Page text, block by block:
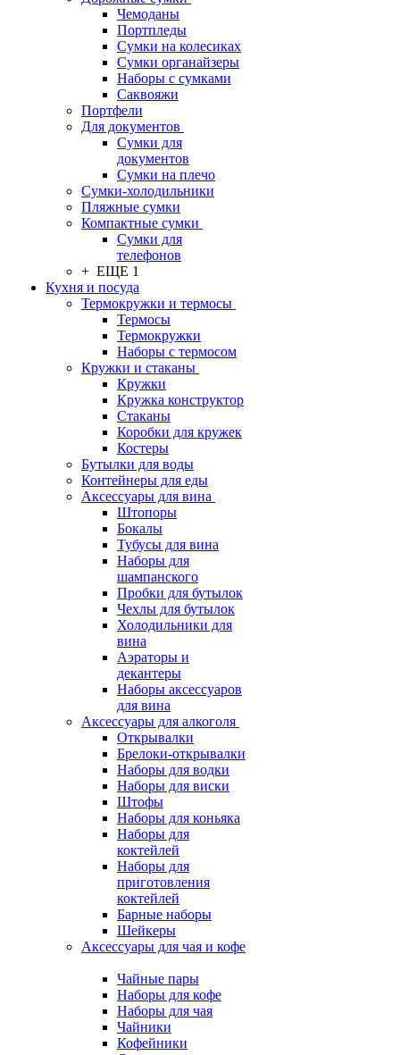
Чемоданы
Портпледы
Сумки на колесиках
Сумки органайзеры
Наборы с сумками
Саквояжи
Портфели
Для документов
Сумки для
документов
Сумки на плечо
Сумки-холодильники
Пляжные сумки
Компактные сумки
Сумки для
телефонов
+ ЕЩЕ 1
Кухня и посуда
Термокружки и термосы
Термосы
Термокружки
Наборы с термосом
Кружки и стаканы
Кружки
Кружка конструктор
Стаканы
Коробки для кружек
Костеры
Бутылки для воды
Контейнеры для еды
Аксессуары для вина
Штопоры
Бокалы
Тубусы для вина
Наборы для
шампанского
Пробки для бутылок
Чехлы для бутылок
Холодильники для
вина
Аэраторы и
декантеры
Наборы аксессуаров
для вина
Аксессуары для алкоголя
Открывалки
Брелоки-открывалки
Наборы для водки
Наборы для виски
Штофы
Наборы для коньяка
Наборы для
коктейлей
Наборы для
приготовления
коктейлей
Барные наборы
Шейкеры
Аксессуары для чая и кофе
Чайные пары
Наборы для кофе
Наборы для чая
Чайники
Кофейники